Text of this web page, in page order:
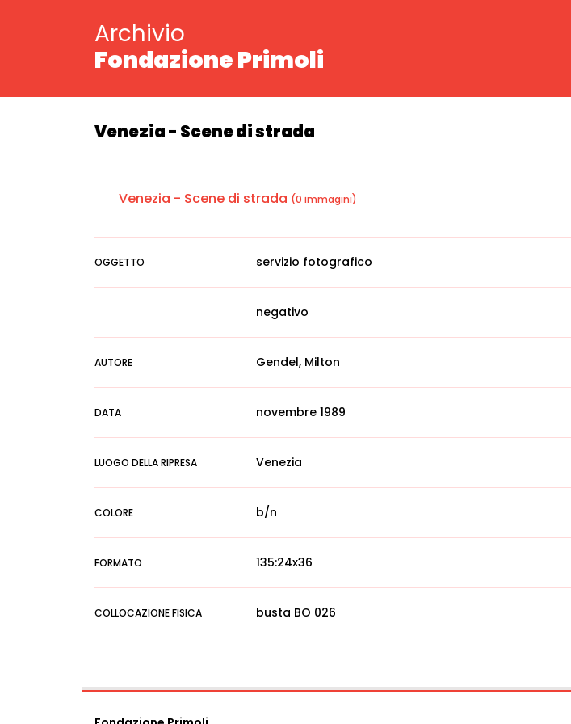
Archivio
Fondazione Primoli
Venezia - Scene di strada
Venezia - Scene di strada (0 immagini)
OGGETTO servizio fotografico
negativo
AUTORE Gendel, Milton
DATA novembre 1989
LUOGO DELLA RIPRESA Venezia
COLORE b/n
FORMATO 135:24x36
COLLOCAZIONE FISICA busta BO 026